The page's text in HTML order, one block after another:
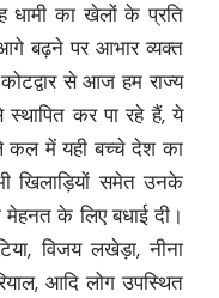
धामी का खेलों के प्रति
बढ़ने पर आभार व्यक्त
से आज हम राज्य
कर पा रहे हैं, ये
कल में यही बच्चे देश का
खिलाड़ियों समेत उनके
मेहनत के लिए बधाई दी।
विजय लखेड़ा, नीना
आदि लोग उपस्थित